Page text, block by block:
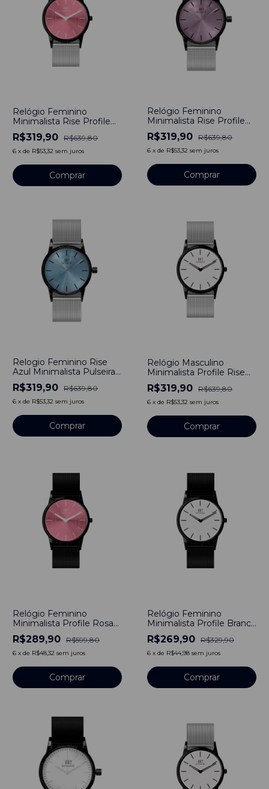
Relógio Feminino
Minimalista Rise Profile
Rosa Pulseira de Metal
Prata 40mm Aço
Inoxidável banhado a
R$319,90 R$639,80
6 x de R$53,32 sem juros
Comprar
Relógio Feminino
Minimalista Rise Profile
Roxo Pulseira De Aço
Prata 40mm Aço
Inoxidável banhado a
R$319,90 R$639,80
6 x de R$53,32 sem juros
Comprar
Relogio Feminino Rise
Azul Minimalista Pulseira
Prata 40mm Aço
Inoxidável banhado a
titânio
R$319,90 R$639,80
6 x de R$53,32 sem juros
Comprar
Relógio Masculino
Minimalista Profile Rise
Branco Pulseira de Aço
Prata 40mm Aço
Inoxidável banhado a
R$319,90 R$639,80
6 x de R$53,32 sem juros
Comprar
Relógio Feminino
Minimalista Profile Rosa
Pulseira de Metal Preto
40mm de Aço Inoxidável
banhado a titânio
R$289,90 R$599,80
6 x de R$48,32 sem juros
Comprar
Relógio Feminino
Minimalista Profile Branco
Pulseira de Metal Preto
40 mm
R$269,90 R$329,90
6 x de R$44,98 sem juros
Comprar